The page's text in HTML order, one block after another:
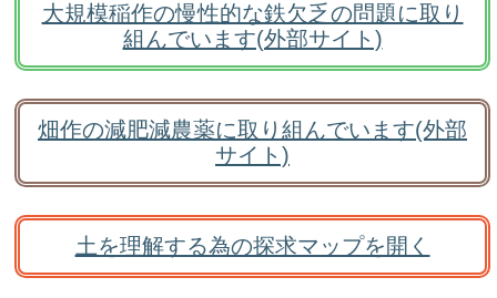
大規模稲作の慢性的な鉄欠乏の問題に取り
組んでいます(外部サイト)
畑作の減肥減農薬に取り組んでいます(外部
サイト)
土を理解する為の探求マップを開く